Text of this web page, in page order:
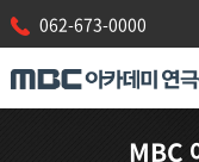
062-673-0000
MBC